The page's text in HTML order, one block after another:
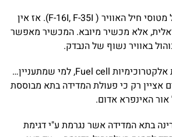
בדיוק כמו הסיומת של מטוסי חיל האוויר ( F-16I, F-35I). אז אין
אלא מכשיר מיובא. המכשיר מאפשר
באוויר נשוף של הנבדק.
זאת ע"י מספר בדיקות אלקטרוכימיות Fuel cell, למי שמתעניין…
רק כי פעולת המדידה בתא מבוססת
האינפרא אדום.
בתא המדידה אשר נגרמת ע"י דגימת